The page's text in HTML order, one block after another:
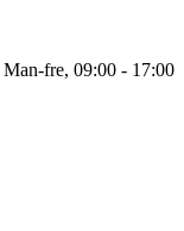
Man-fre, 09:00 - 17:00